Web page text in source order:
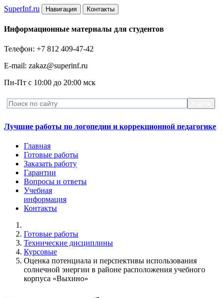
SuperInf.ru Навигация Контакты
Информационные материалы для студентов
Телефон: +7 812 409-47-42
E-mail: zakaz@superinf.ru
Пн-Пт с 10:00 до 20:00 мск
Лучшие работы по логопедии и коррекционной педагогике
Главная
Готовые работы
Заказать работу
Гарантии
Вопросы и ответы
Учебная
информация
Контакты
Готовые работы
Технические дисциплины
Курсовые
Оценка потенциала и перспективы использования
солнечной энергии в районе расположения учебного
корпуса «Выхино»